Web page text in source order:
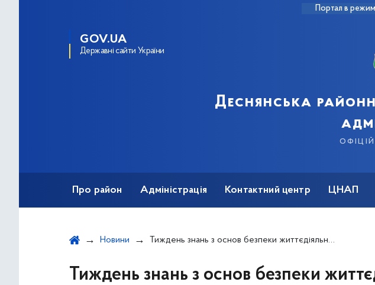
Портал в
GOV.UA
Державні сайти України
Деснянська
Про район Адміністрація Контактний центр ЦНАП
Новини Тиждень знань з основ безпеки життєдіяльності
Тиждень знань з основ безпеки